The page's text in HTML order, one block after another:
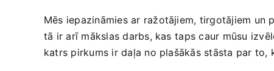
Mēs​ iepazināmies ​ar ražotājiem, ​tirgotājiem
‍tā‌ ir ‍arī mākslas darbs, kas⁤ taps caur mūsu
katrs pirkums ir daļa no plašākās‍ stāsta par to,⁣